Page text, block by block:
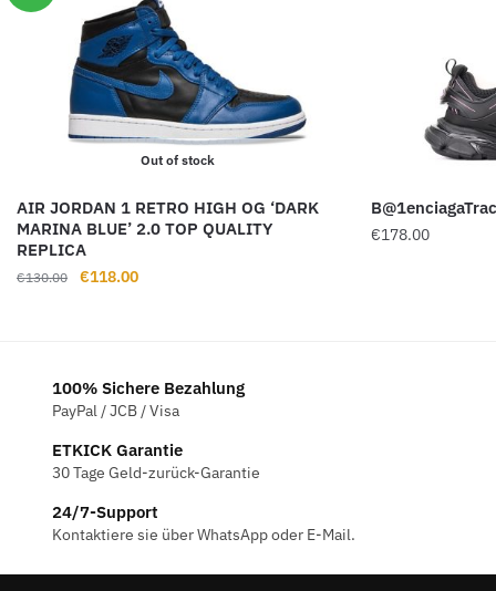
Out of stock
AIR JORDAN 1 RETRO HIGH OG ‘DARK
MARINA BLUE’ 2.0 TOP QUALITY
REPLICA
€130.00
Ursprünglicher
€118.00Aktueller
€178.00
100% Sichere Bezahlung
PayPal / JCB / Visa
ETKICK Garantie
30 Tage Geld-zurück-Garantie
24/7-Support
Kontaktiere sie über WhatsApp oder E-Mail.